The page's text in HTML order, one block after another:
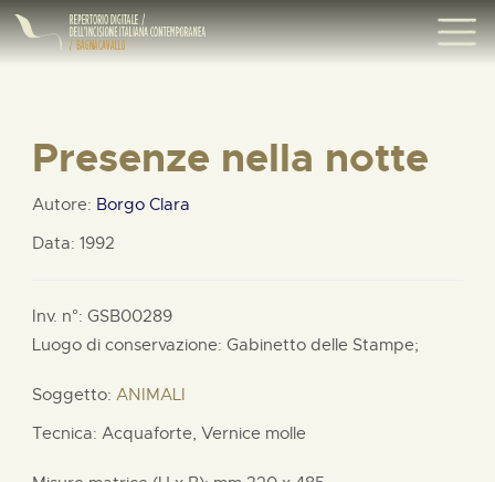
Presenze nella notte
Autore: Borgo Clara
Data: 1992
Inv. n°: GSB00289
Luogo di conservazione: Gabinetto delle Stampe;
Soggetto: ANIMALI
Tecnica: Acquaforte, Vernice molle